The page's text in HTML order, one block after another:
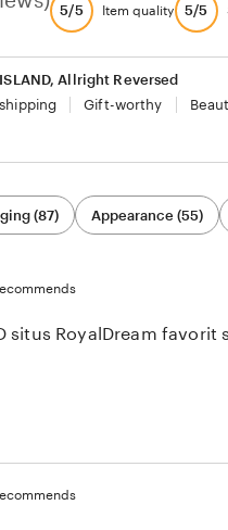
5/5 Item quality 5/5
Allright Reversed
Gift-worthy
(87) Appearance (55)
situs RoyalDream